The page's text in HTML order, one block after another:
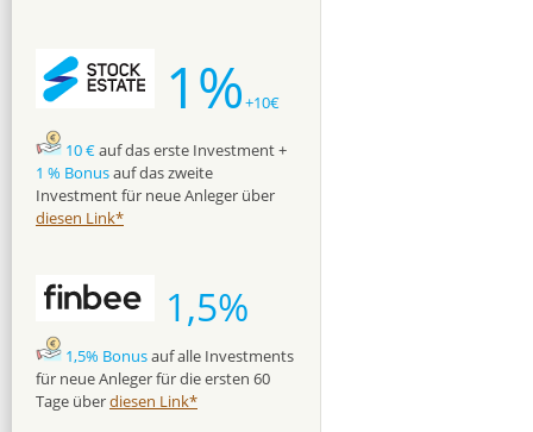
1%+10€
10 €auf das erste Investment +
1 % Bonusauf das zweite
Investment für neue Anleger über
diesen Link*
1,5%
1,5% Bonusauf alle Investments
für neue Anleger für die ersten 60
Tage überdiesen Link*